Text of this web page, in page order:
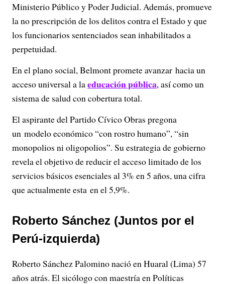
Ministerio Público y Poder Judicial. Además, promueve
la no prescripción de los delitos contra el Estado y que
los funcionarios sentenciados sean inhabilitados a
perpetuidad.
En el plano social, Belmont promete avanzar hacia un
acceso universal a laeducación pública, así como un
sistema de salud con cobertura total.
El aspirante del Partido Cívico Obras pregona
un modelo económico “con rostro humano”, “sin
monopolios ni oligopolios”. Su estrategia de gobierno
revela el objetivo de reducir el acceso limitado de los
servicios básicos esenciales al 3% en 5 años, una cifra
que actualmente esta en el 5,9%.
Roberto Sánchez (Juntos por el
Perú-izquierda)
Roberto Sánchez Palomino nació en Huaral (Lima) 57
años atrás. El sicólogo con maestría en Políticas